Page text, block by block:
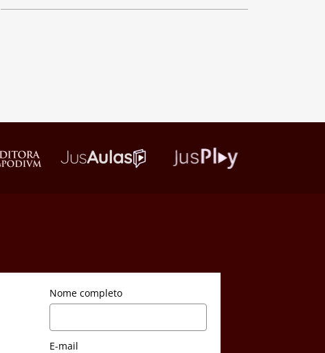
Nome completo
E-mail